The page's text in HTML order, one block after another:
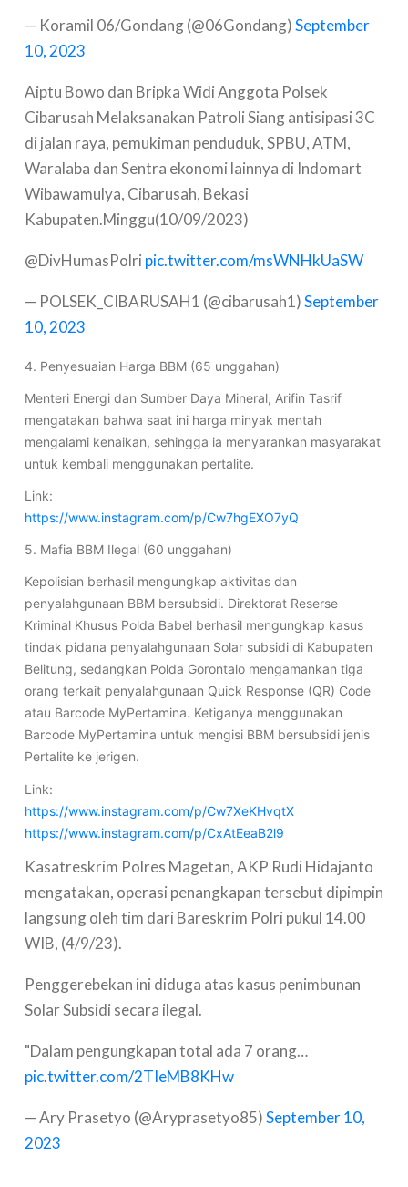
— Koramil 06/Gondang (@06Gondang)September
10, 2023
Aiptu Bowo dan Bripka Widi Anggota Polsek
Cibarusah Melaksanakan Patroli Siang antisipasi 3C
di jalan raya, pemukiman penduduk, SPBU, ATM,
Waralaba dan Sentra ekonomi lainnya di Indomart
Wibawamulya, Cibarusah, Bekasi
Kabupaten.Minggu(10/09/2023)
@DivHumasPolri pic.twitter.com/msWNHkUaSW
— POLSEK_CIBARUSAH1 (@cibarusah1)September
10, 2023
4. Penyesuaian Harga BBM (65 unggahan)
Menteri Energi dan Sumber Daya Mineral, Arifin Tasrif
mengatakan bahwa saat ini harga minyak mentah
mengalami kenaikan, sehingga ia menyarankan masyarakat
untuk kembali menggunakan pertalite.
Link:
https://www.instagram.com/p/Cw7hgEXO7yQ
5. Mafia BBM Ilegal (60 unggahan)
Kepolisian berhasil mengungkap aktivitas dan
penyalahgunaan BBM bersubsidi. Direktorat Reserse
Kriminal Khusus Polda Babel berhasil mengungkap kasus
tindak pidana penyalahgunaan Solar subsidi di Kabupaten
Belitung, sedangkan Polda Gorontalo mengamankan tiga
orang terkait penyalahgunaan Quick Response (QR) Code
atau Barcode MyPertamina. Ketiganya menggunakan
Barcode MyPertamina untuk mengisi BBM bersubsidi jenis
Pertalite ke jerigen.
Link:
https://www.instagram.com/p/Cw7XeKHvqtX
https://www.instagram.com/p/CxAtEeaB2l9
Kasatreskrim Polres Magetan, AKP Rudi Hidajanto
mengatakan, operasi penangkapan tersebut dipimpin
langsung oleh tim dari Bareskrim Polri pukul 14.00
WIB, (4/9/23).
Penggerebekan ini diduga atas kasus penimbunan
Solar Subsidi secara ilegal.
"Dalam pengungkapan total ada 7 orang…
pic.twitter.com/2TIeMB8KHw
— Ary Prasetyo (@Aryprasetyo85)September 10,
2023